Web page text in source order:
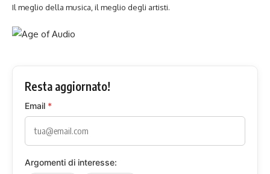
Il meglio della musica, il meglio degli artisti.
Resta aggiornato!
Email *
Argomenti di interesse: